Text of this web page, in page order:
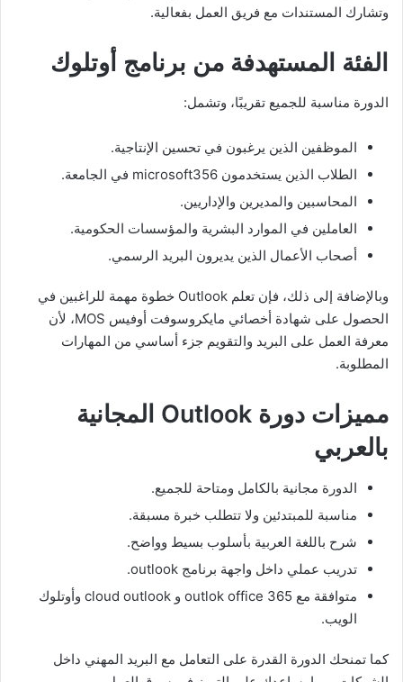
وتشارك المستندات مع فريق العمل بفعالية.
الفئة المستهدفة من برنامج أوتلوك
الدورة مناسبة للجميع تقريبًا، وتشمل:
الموظفين الذين يرغبون في تحسين الإنتاجية.
الطلاب الذين يستخدمون microsoft356 في الجامعة.
المحاسبين والمديرين والإداريين.
العاملين في الموارد البشرية والمؤسسات الحكومية.
أصحاب الأعمال الذين يديرون البريد الرسمي.
وبالإضافة إلى ذلك، فإن تعلم Outlook خطوة مهمة للراغبين في
الحصول على شهادة أخصائي مايكروسوفت أوفيس MOS، لأن
معرفة العمل على البريد والتقويم جزء أساسي من المهارات
المطلوبة.
مميزات دورة Outlook المجانية
بالعربي
الدورة مجانية بالكامل ومتاحة للجميع.
مناسبة للمبتدئين ولا تتطلب خبرة مسبقة.
شرح باللغة العربية بأسلوب بسيط وواضح.
تدريب عملي داخل واجهة برنامج outlook.
متوافقة مع outlok office 365 و cloud outlook وأوتلوك
الويب.
كما تمنحك الدورة القدرة على التعامل مع البريد المهني داخل